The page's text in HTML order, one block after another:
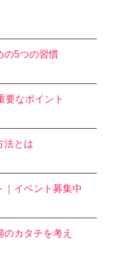
の5つの習慣
要なポイント
法とは
｜イベント募集中
カタチを考え